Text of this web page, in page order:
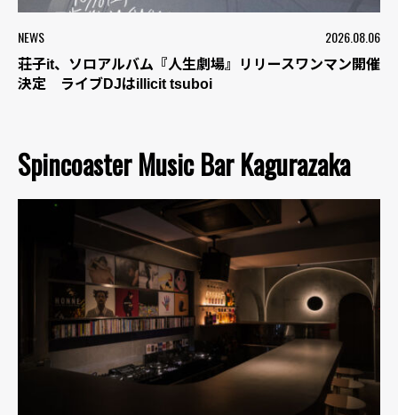
NEWS 2026.08.06
荘子it、ソロアルバム『人生劇場』リリースワンマン開催
決定 ライブDJはillicit tsuboi
Spincoaster Music Bar Kagurazaka